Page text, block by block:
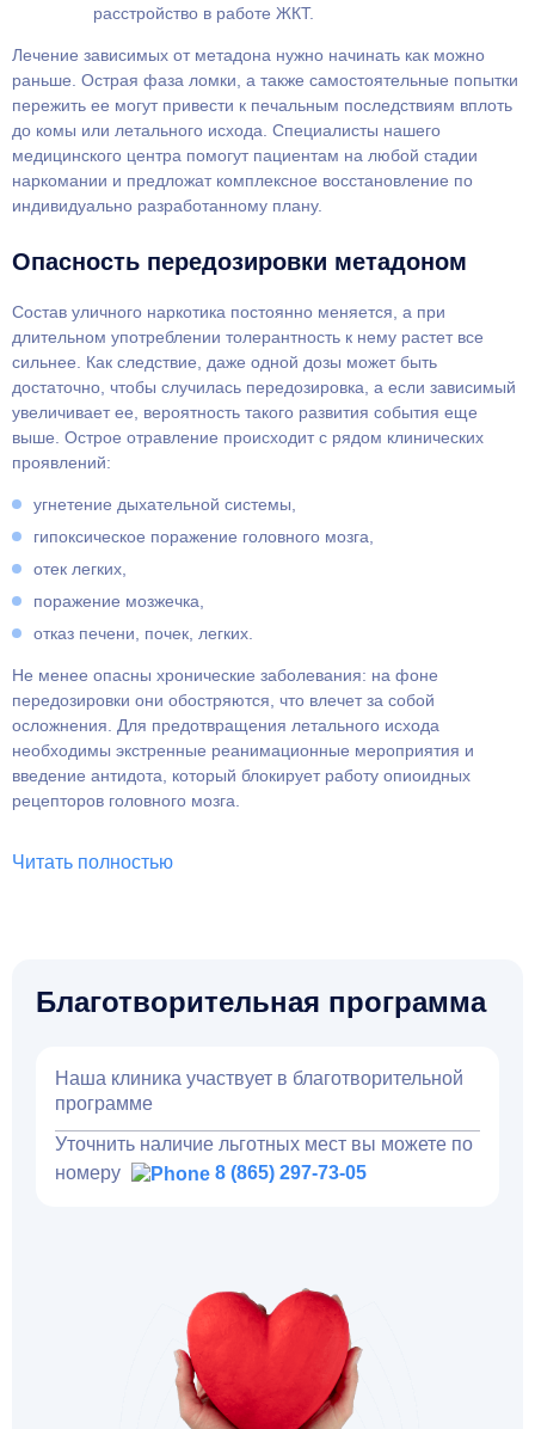
расстройство в работе ЖКТ.
Лечение зависимых от метадона нужно начинать как можно
раньше. Острая фаза ломки, а также самостоятельные попытки
пережить ее могут привести к печальным последствиям вплоть
до комы или летального исхода. Специалисты нашего
медицинского центра помогут пациентам на любой стадии
наркомании и предложат комплексное восстановление по
индивидуально разработанному плану.
Опасность передозировки метадоном
Состав уличного наркотика постоянно меняется, а при
длительном употреблении толерантность к нему растет все
сильнее. Как следствие, даже одной дозы может быть
достаточно, чтобы случилась передозировка, а если зависимый
увеличивает ее, вероятность такого развития события еще
выше. Острое отравление происходит с рядом клинических
проявлений:
угнетение дыхательной системы,
гипоксическое поражение головного мозга,
отек легких,
поражение мозжечка,
отказ печени, почек, легких.
Не менее опасны хронические заболевания: на фоне
передозировки они обостряются, что влечет за собой
осложнения. Для предотвращения летального исхода
необходимы экстренные реанимационные мероприятия и
введение антидота, который блокирует работу опиоидных
рецепторов головного мозга.
Читать полностью
Благотворительная программа
Наша клиника участвует в благотворительной
программе
Уточнить наличие льготных мест вы можете по
номеру
8 (865) 297-73-05